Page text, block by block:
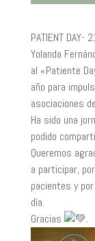
PATIENT DAY-
Yolanda
al «Patiente
año para
asociaciones
Ha sido una
podido
Queremos
a participar,
pacientes y
día.
Gracias
.